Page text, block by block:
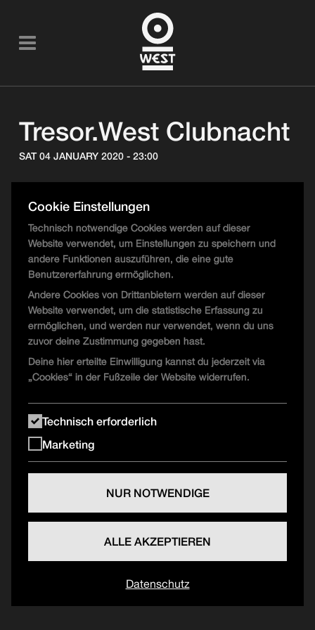
Tresor.West Clubnacht
SAT 04 JANUARY 2020 - 23:00
23:00 - 02:00
Ahmet Sisman
02:00 - 04:00
Modular Systems
Artefakt
04:00 - 06:00
Esther Duijn
DIANA
Cookie Einstellungen
Technisch notwendige Cookies werden auf dieser
Website verwendet, um Einstellungen zu speichern und
andere Funktionen auszuführen, die eine gute
Benutzererfahrung ermöglichen.
Andere Cookies von Drittanbietern werden auf dieser
Website verwendet, um die statistische Erfassung zu
ermöglichen, und werden nur verwendet, wenn du uns
zuvor deine Zustimmung gegeben hast.
Deine hier erteilte Einwilligung kannst du jederzeit via
„Cookies“ in der Fußzeile der Website widerrufen.
Technisch erforderlich
Marketing
NUR NOTWENDIGE
ALLE AKZEPTIEREN
Datenschutz